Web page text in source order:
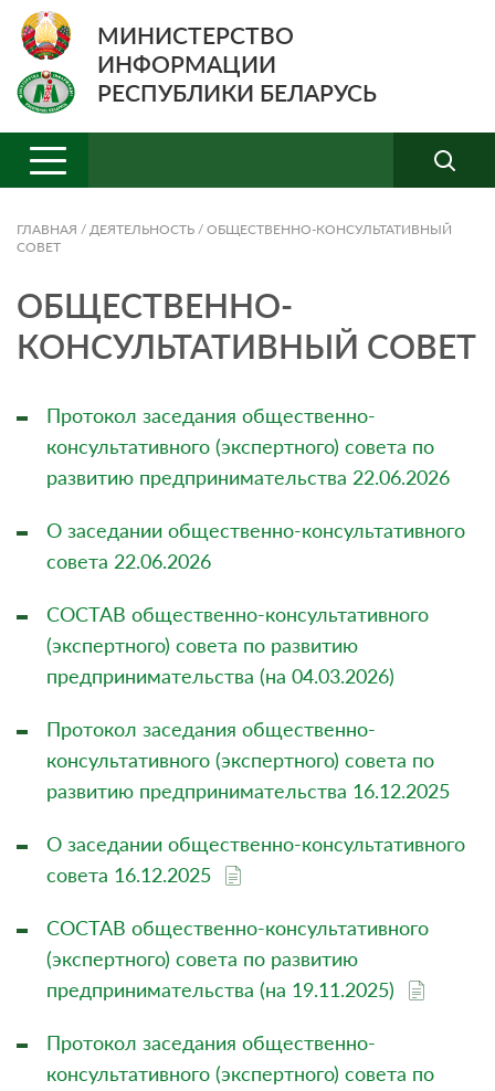
МИНИСТЕРСТВО
ИНФОРМАЦИИ
РЕСПУБЛИКИ БЕЛАРУСЬ
ГЛАВНАЯ / ДЕЯТЕЛЬНОСТЬ / ОБЩЕСТВЕННО-КОНСУЛЬТАТИВНЫЙ
СОВЕТ
ОБЩЕСТВЕННО-
КОНСУЛЬТАТИВНЫЙ СОВЕТ
Протокол заседания общественно-
консультативного (экспертного) совета по
развитию предпринимательства 22.06.2026
О заседании общественно-консультативного
совета 22.06.2026
СОСТАВ общественно-консультативного
(экспертного) совета по развитию
предпринимательства (на 04.03.2026)
Протокол заседания общественно-
консультативного (экспертного) совета по
развитию предпринимательства 16.12.2025
О заседании общественно-консультативного
совета 16.12.2025
СОСТАВ общественно-консультативного
(экспертного) совета по развитию
предпринимательства (на 19.11.2025)
Протокол заседания общественно-
консультативного (экспертного) совета по